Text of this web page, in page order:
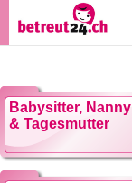
Babysitter, Nanny
& Tagesmutter